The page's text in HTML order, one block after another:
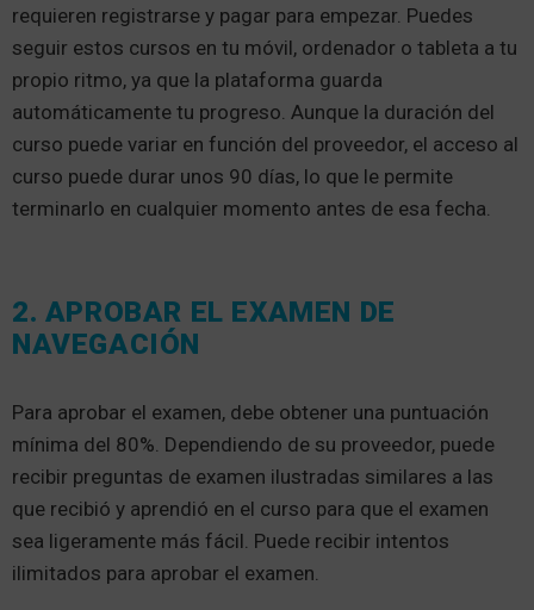
requieren registrarse y pagar para empezar. Puedes
seguir estos cursos en tu móvil, ordenador o tableta a tu
propio ritmo, ya que la plataforma guarda
automáticamente tu progreso. Aunque la duración del
curso puede variar en función del proveedor, el acceso al
curso puede durar unos 90 días, lo que le permite
terminarlo en cualquier momento antes de esa fecha.
2. APROBAR EL EXAMEN DE
NAVEGACIÓN
Para aprobar el examen, debe obtener una puntuación
mínima del 80%. Dependiendo de su proveedor, puede
recibir preguntas de examen ilustradas similares a las
que recibió y aprendió en el curso para que el examen
sea ligeramente más fácil. Puede recibir intentos
ilimitados para aprobar el examen.